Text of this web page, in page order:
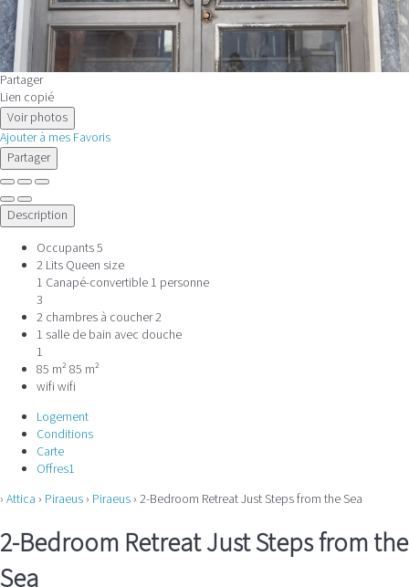
Partager
Lien copié
Voir photos
Ajouter à mes Favoris
Partager
Description
Occupants5
2 Lits Queen size
1 Canapé-convertible 1 personne
3
2 chambres à coucher2
1 salle de bain avec douche
1
85 m² 85 m²
wifi wifi
Logement
Conditions
Carte
Offres1
› Attica › Piraeus › Piraeus › 2-Bedroom Retreat Just Steps from the Sea
2-Bedroom Retreat Just Steps from the
Sea